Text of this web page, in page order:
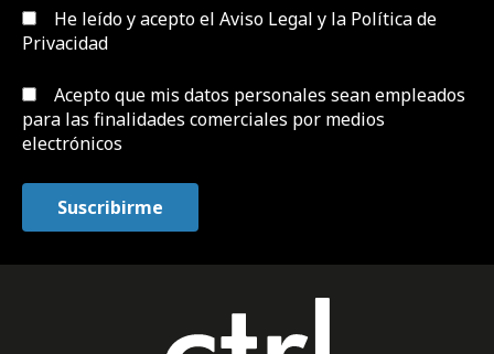
He leído y acepto el Aviso Legal y la Política de
Privacidad
Acepto que mis datos personales sean empleados
para las finalidades comerciales por medios
electrónicos